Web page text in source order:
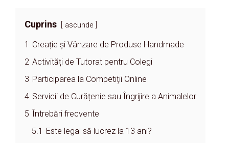
Cuprins ascunde
1 Creație și Vânzare de Produse Handmade
2 Activități de Tutorat pentru Colegi
3 Participarea la Competiții Online
4 Servicii de Curățenie sau Îngrijire a Animalelor
5
Întrebări frecvente
5.1
Este legal să lucrez la 13 ani?